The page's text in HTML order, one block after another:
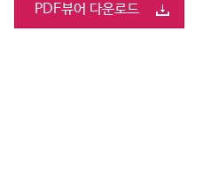
PDF뷰어 다운로드